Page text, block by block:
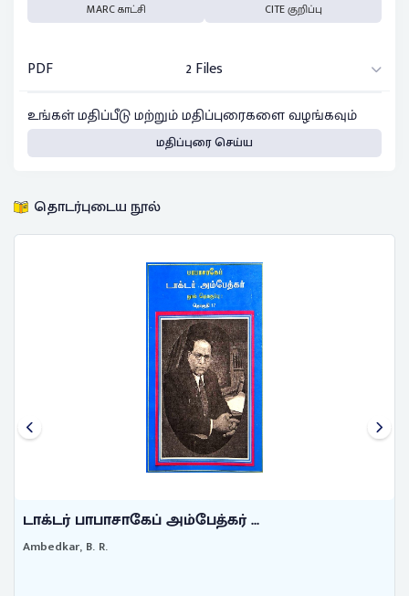
MARC காட்சி CITE குறிப்பு
PDF
2 Files
உங்கள் மதிப்பீடு மற்றும் மதிப்புரைகளை வழங்கவும்
மதிப்புரை செய்ய
தொடர்புடைய நூல்
டாக்டர் பாபாசாகேப் அம்பேத்கர் ...
Ambedkar, B. R.